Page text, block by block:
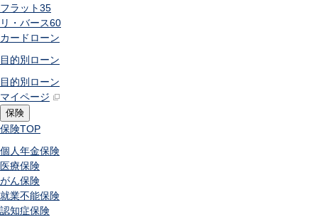
フラット35
リ・バース60
カードローン
目的別ローン
目的別ローン
マイページ
保険
保険TOP
個人年金保険
医療保険
がん保険
就業不能保険
認知症保険